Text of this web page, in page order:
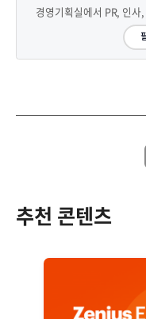
경영기획실에서 PR, 인
추천 콘텐츠